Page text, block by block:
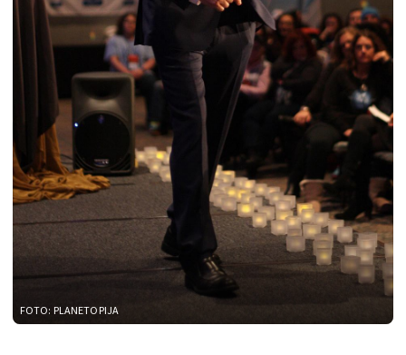
FOTO: PLANETOPIJA